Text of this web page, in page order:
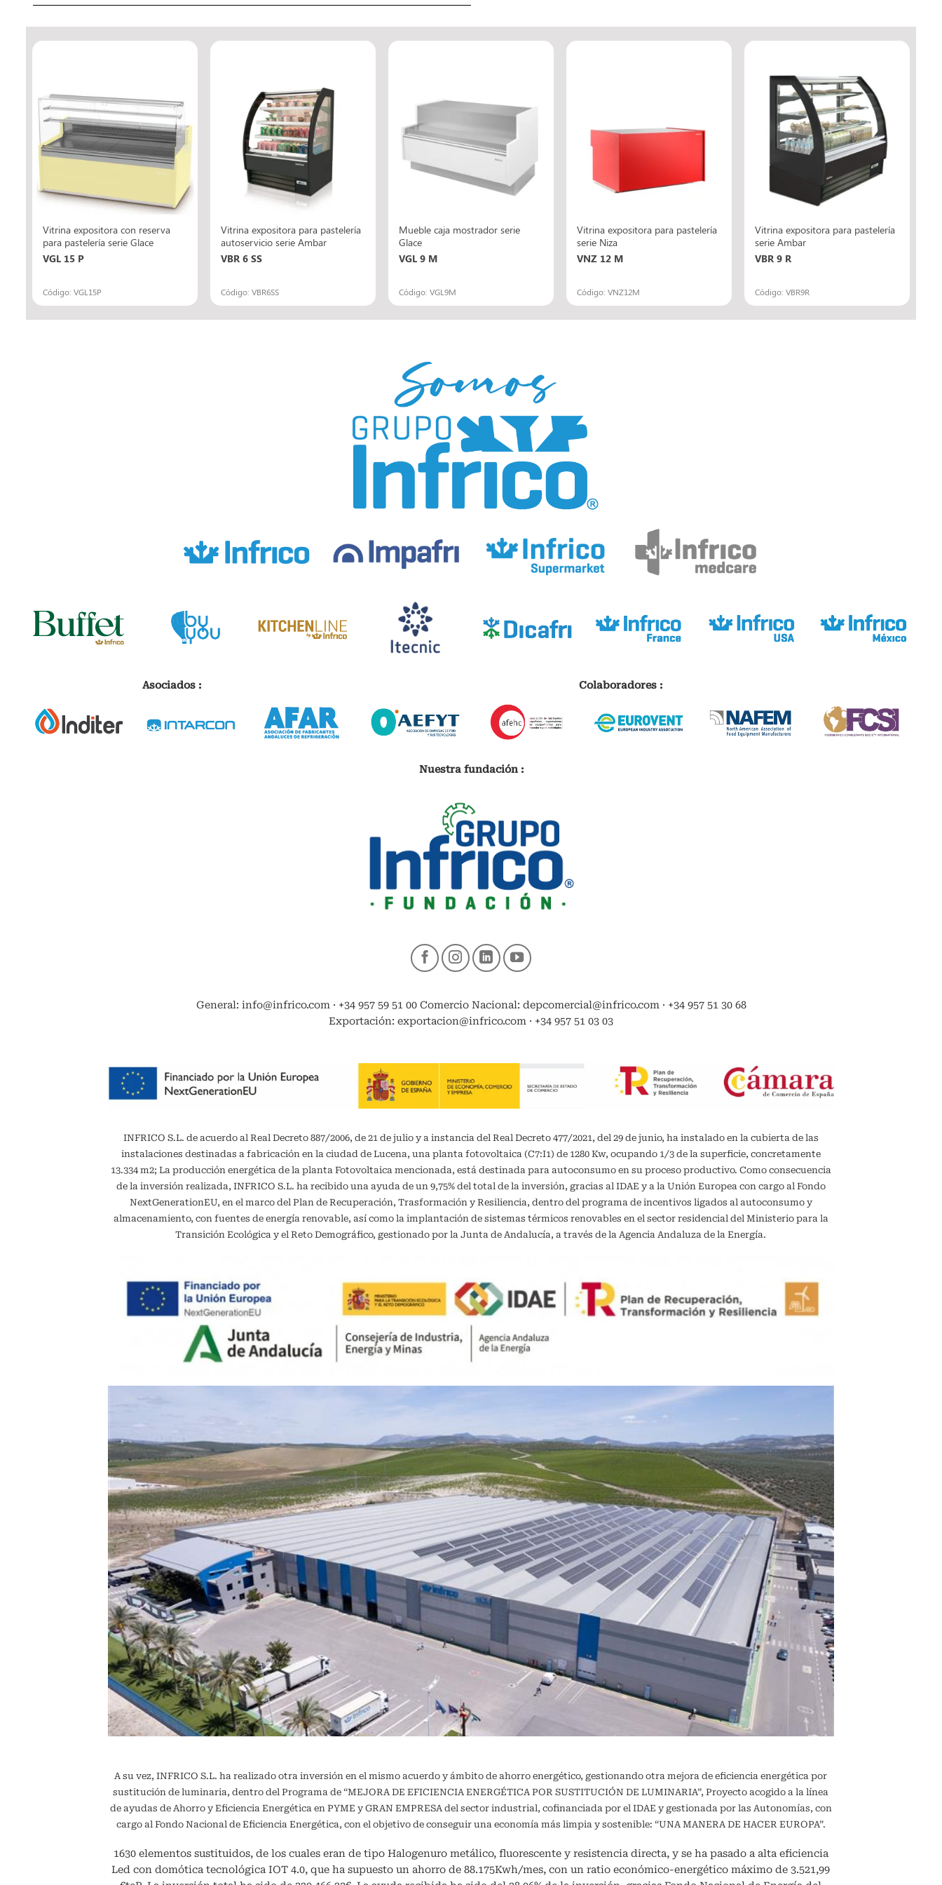
Vitrina expositora con reserva
para pastelería serie Glace
VGL 15 P
Código: VGL15P
Vitrina expositora para pastelería
autoservicio serie Ambar
VBR 6 SS
Código: VBR6SS
Mueble caja mostrador serie
Glace
VGL 9 M
Código: VGL9M
Vitrina expositora para pastelería
serie Niza
VNZ 12 M
Código: VNZ12M
Vitrina expositora para pastelería
serie Ambar
VBR 9 R
Código: VBR9R
Asociados : Colaboradores :
Nuestra fundación :
General: info@infrico.com · +34 957 59 51 00 Comercio Nacional: depcomercial@infrico.com · +34 957 51 30 68
Exportación: exportacion@infrico.com · +34 957 51 03 03
INFRICO S.L. de acuerdo al Real Decreto 887/2006, de 21 de julio y a instancia del Real Decreto 477/2021, del 29 de junio, ha instalado en la cubierta de las
instalaciones destinadas a fabricación en la ciudad de Lucena, una planta fotovoltaica (C7:I1) de 1280 Kw, ocupando 1/3 de la superficie, concretamente
13.334 m2; La producción energética de la planta Fotovoltaica mencionada, está destinada para autoconsumo en su proceso productivo. Como consecuencia
de la inversión realizada, INFRICO S.L. ha recibido una ayuda de un 9,75% del total de la inversión, gracias al IDAE y a la Unión Europea con cargo al Fondo
NextGenerationEU, en el marco del Plan de Recuperación, Trasformación y Resiliencia, dentro del programa de incentivos ligados al autoconsumo y
almacenamiento, con fuentes de energía renovable, así como la implantación de sistemas térmicos renovables en el sector residencial del Ministerio para la
Transición Ecológica y el Reto Demográfico, gestionado por la Junta de Andalucía, a través de la Agencia Andaluza de la Energía.
A su vez, INFRICO S.L. ha realizado otra inversión en el mismo acuerdo y ámbito de ahorro energético, gestionando otra mejora de eficiencia energética por
sustitución de luminaria, dentro del Programa de “MEJORA DE EFICIENCIA ENERGÉTICA POR SUSTITUCIÓN DE LUMINARIA”, Proyecto acogido a la línea
de ayudas de Ahorro y Eficiencia Energética en PYME y GRAN EMPRESA del sector industrial, cofinanciada por el IDAE y gestionada por las Autonomías, con
cargo al Fondo Nacional de Eficiencia Energética, con el objetivo de conseguir una economía más limpia y sostenible: “UNA MANERA DE HACER EUROPA”.
1630 elementos sustituidos, de los cuales eran de tipo Halogenuro metálico, fluorescente y resistencia directa, y se ha pasado a alta eficiencia
Led con domótica tecnológica IOT 4.0, que ha supuesto un ahorro de 88.175Kwh/mes, con un ratio económico-energético máximo de 3.521,99